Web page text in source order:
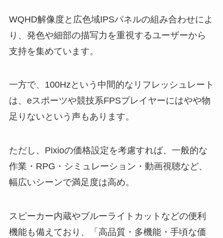
WQHD解像度と広色域IPSパネルの組み合わせによ
り、発色や細部の描写力を重視するユーザーから
支持を集めています。
一方で、100Hzという中間的なリフレッシュレート
は、eスポーツや競技系FPSプレイヤーにはやや物
足りないという声もあります。
ただし、Pixioの価格設定を考慮すれば、一般的な
作業・RPG・シミュレーション・動画視聴など、
幅広いシーンで満足度は高め。
スピーカー内蔵やブルーライトカットなどの便利
機能も備えており、「高品質・多機能・手頃な価